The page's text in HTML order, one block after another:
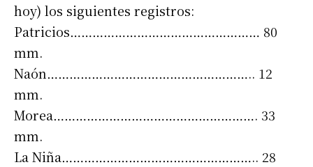
hoy) los siguientes registros:
Patricios…………………………………………… 80
mm.
Naón……………………………………………….. 12
mm.
Morea………………………………………………. 33
mm.
La Niña…………………………………………….. 28